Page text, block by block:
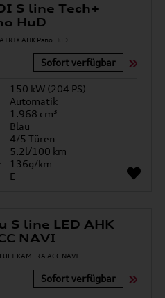
S line Tech+
HuD
Sofort verfügbar
150 kW (204 PS)
Automatik
1.968 cm³
Blau
4/5 Türen
5.2l/100 km
136g/km
E
S line LED AHK
NAVI
Sofort verfügbar